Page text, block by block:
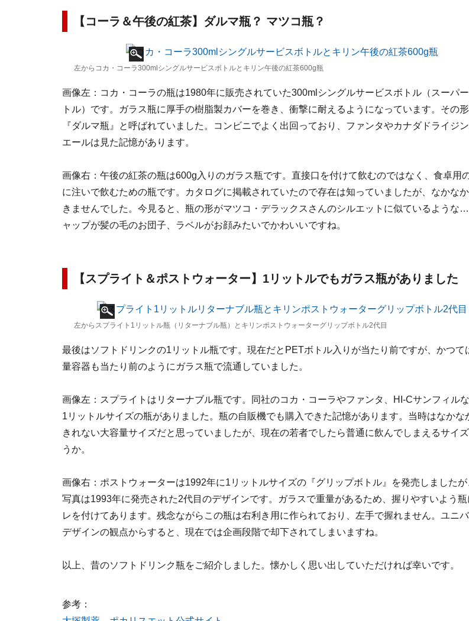
【コーラ＆午後の紅茶】ダルマ瓶？ マツコ瓶？
左からコカ・コーラ300mlシングルサービスボトルとキリン午後の紅茶600g瓶
画像左：コカ・コーラの瓶は1980年に販売されていた300mlシングルサービスボトル（スーパ
トル）です。ガラス瓶に厚手の樹脂製カバーを巻き、衝撃に耐えるようになっています。その
『ダルマ瓶』と呼ばれていました。コンビニでよく出回っており、ファンタやカナダドライジ
エールは見た記憶があります。
画像右：午後の紅茶の瓶は600g入りのガラス瓶です。直接口を付けて飲むのではなく、食卓用
に注いで飲むための瓶です。カタログに掲載されていたので存在は知っていましたが、なかな
きませんでした。今見ると、瓶の形がマツコ・デラックスさんのシルエットに似ているような
ャップが髪の毛のお団子、ラベルがお顔みたいでかわいいですね。
【スプライト＆ポストウォーター】1リットルでもガラス瓶がありました
左からスプライト1リットル瓶（リターナブル瓶）とキリンポストウォーターグリップボトル2代目
最後はソフトドリンクの1リットル瓶です。現在だとPETボトル入りが当たり前ですが、かつて
量容器も当たり前のようにガラス瓶で流通していました。
画像左：スプライトはリターナブル瓶です。同社のコカ・コーラやファンタ、HI-Cサンフィル
1リットルサイズの瓶がありました。瓶の自販機でも購入できた記憶があります。当時はなかな
きれない大容量サイズだと思っていましたが、現在の若者でしたら普通に飲んでしまえるサイズ
うか。
画像右：ポストウォーターは1992年に1リットルサイズの『グリップボトル』を発売しました
写真は1993年に発売された2代目のデザインです。ガラスで重量があるため、握りやすいよう
レを付けてあります。残念ながらこの瓶は右利き用に作られており、左手で握れません。ユニ
デザインの観点からすると、現在では企画段階で却下されてしまいますね。
以上、昔のソフトドリンク瓶をご紹介しました。懐かしく思い出していただければ幸いです。
参考：